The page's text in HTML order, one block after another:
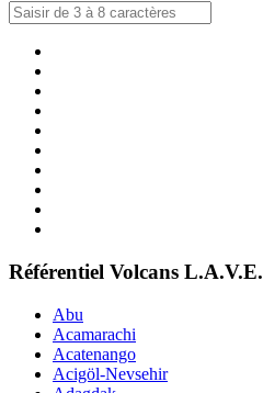
Référentiel Volcans L.A.V.E.
Abu
Acamarachi
Acatenango
Acigöl-Nevsehir